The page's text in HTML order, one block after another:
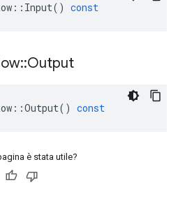
:: Input() const
::Output
::Output() const
è stata utile?